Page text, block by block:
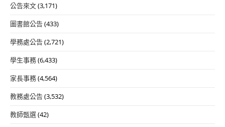
公告來文(3,171)
圖書館公告(433)
學務處公告(2,721)
學生事務(6,433)
家長事務(4,564)
教務處公告(3,532)
教師甄選(42)